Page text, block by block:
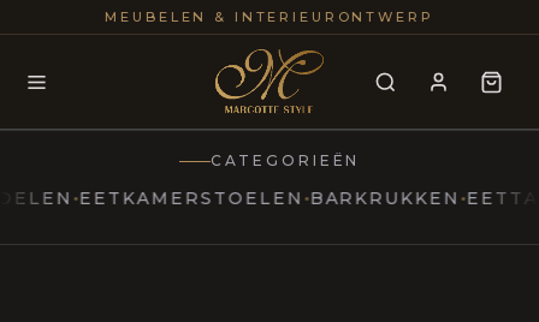
MEUBELEN & INTERIEURONTWERP25+
CATEGORIEËN
EETKAMERSTOELEN BARKRUKKEN EETTAFELS